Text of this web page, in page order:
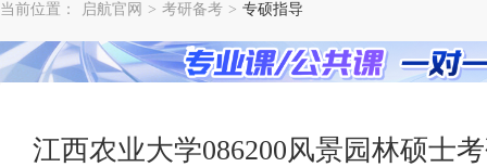
当前位置： 启航官网 > 考研备考 > 专硕指导
江西农业大学086200风景园林硕士